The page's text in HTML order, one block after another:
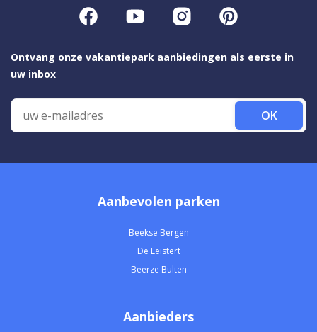
Ontvang onze vakantiepark aanbiedingen als eerste in
uw inbox
OK
Aanbevolen parken
Beekse Bergen
De Leistert
Beerze Bulten
Aanbieders